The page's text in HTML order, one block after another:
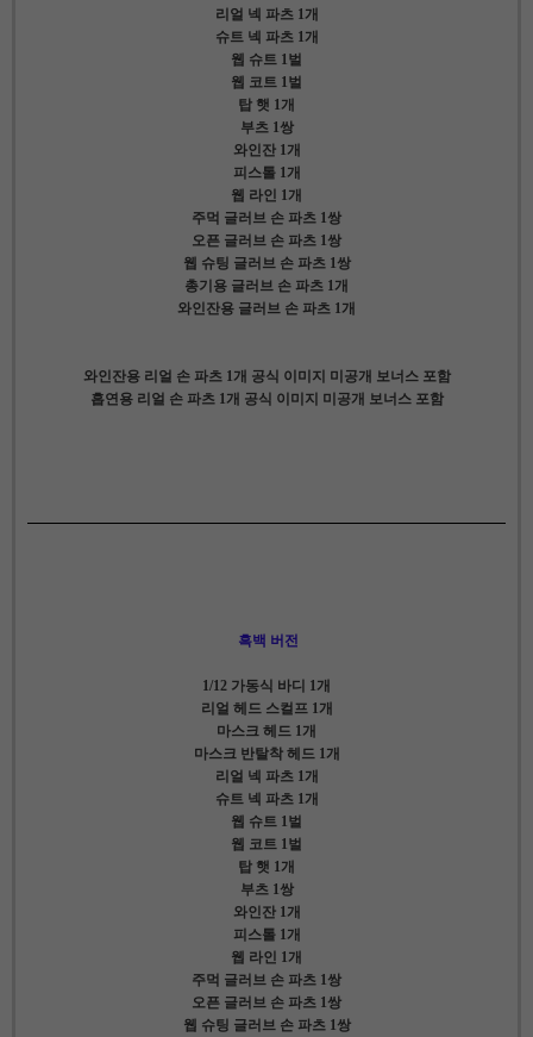
리얼 넥 파츠 1개
슈트 넥 파츠 1개
웹 슈트 1벌
웹 코트 1벌
탑 햇 1개
부츠 1쌍
와인잔 1개
피스톨 1개
웹 라인 1개
주먹 글러브 손 파츠 1쌍
오픈 글러브 손 파츠 1쌍
웹 슈팅 글러브 손 파츠 1쌍
총기용 글러브 손 파츠 1개
와인잔용 글러브 손 파츠 1개
와인잔용 리얼 손 파츠 1개 공식 이미지 미공개 보너스 포함
흡연용 리얼 손 파츠 1개 공식 이미지 미공개 보너스 포함
흑백 버전
1/12 가동식 바디 1개
리얼 헤드 스컬프 1개
마스크 헤드 1개
마스크 반탈착 헤드 1개
리얼 넥 파츠 1개
슈트 넥 파츠 1개
웹 슈트 1벌
웹 코트 1벌
탑 햇 1개
부츠 1쌍
와인잔 1개
피스톨 1개
웹 라인 1개
주먹 글러브 손 파츠 1쌍
오픈 글러브 손 파츠 1쌍
웹 슈팅 글러브 손 파츠 1쌍